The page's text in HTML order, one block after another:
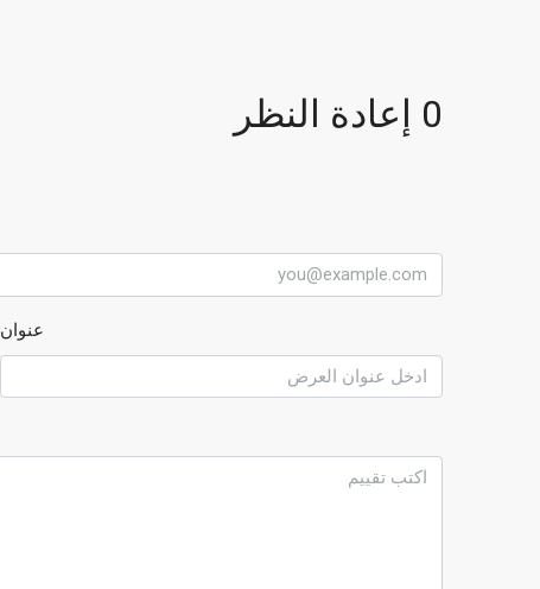
0 إعادة النظر
عنوان